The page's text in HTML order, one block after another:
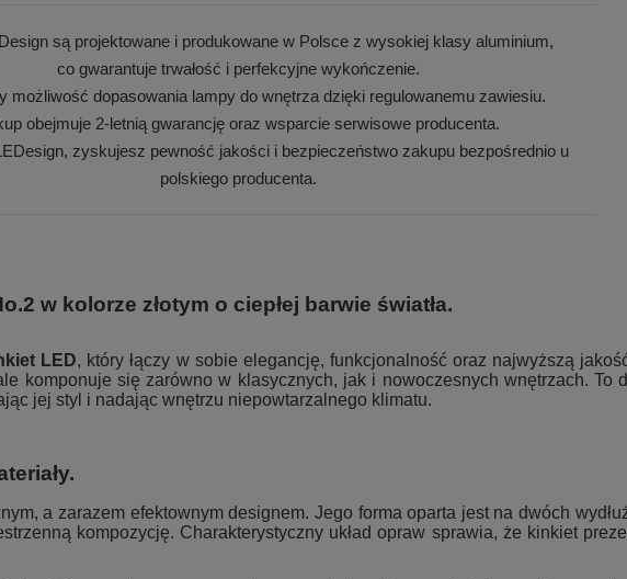
są projektowane i produkowane w Polsce z wysokiej klasy aluminium,
co gwarantuje trwałość i perfekcyjne wykończenie.
możliwość dopasowania lampy do wnętrza dzięki regulowanemu zawiesiu.
obejmuje 2-letnią gwarancję oraz wsparcie serwisowe producenta.
zyskujesz pewność jakości i bezpieczeństwo zakupu bezpośrednio u
polskiego producenta.
w kolorze złotym o ciepłej barwie światła.
LED, który łączy w sobie elegancję, funkcjonalność oraz najwyższą
komponuje się zarówno w klasycznych, jak i nowoczesnych wnętrzach. To
jej styl i nadając wnętrzu niepowtarzalnego klimatu.
a zarazem efektownym designem. Jego forma oparta jest na dwóch
kompozycję. Charakterystyczny układ opraw sprawia, że kinkiet